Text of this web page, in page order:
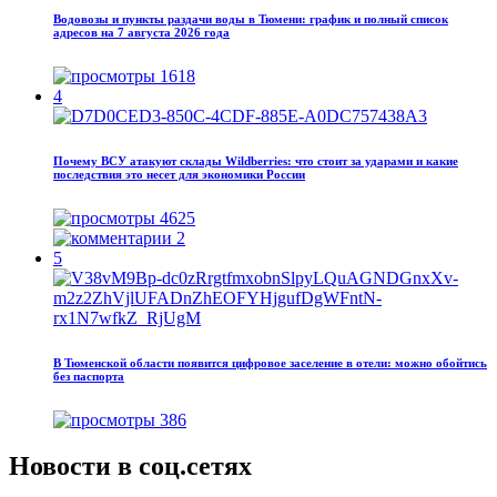
Водовозы и пункты раздачи воды в Тюмени: график и полный список
адресов на 7 августа 2026 года
1618
4
Почему ВСУ атакуют склады Wildberries: что стоит за ударами и какие
последствия это несет для экономики России
4625
2
5
В Тюменской области появится цифровое заселение в отели: можно обойтись
без паспорта
386
Новости в соц.сетях